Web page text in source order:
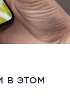
в этом